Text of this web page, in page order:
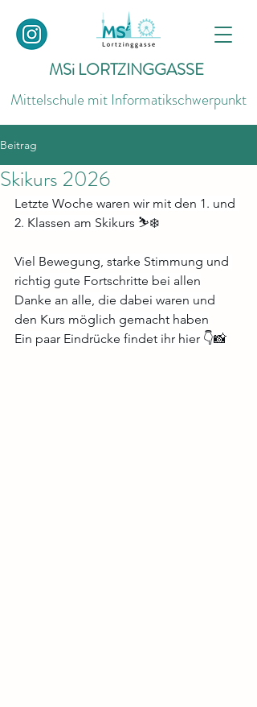
MSi LORTZINGGASSE
Mittelschule mit Informatikschwerpunkt
Beitrag
Skikurs 2026
Letzte Woche waren wir mit den 1. und
2. Klassen am Skikurs ⛷️❄️
Viel Bewegung, starke Stimmung und
richtig gute Fortschritte bei allen
Danke an alle, die dabei waren und
den Kurs möglich gemacht haben
Ein paar Eindrücke findet ihr hier 👇📸